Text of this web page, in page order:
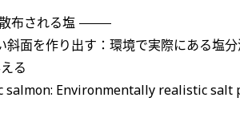
布される塩
面を作り出す：環境で実際にある塩
る
salmon: Environmentally realistic